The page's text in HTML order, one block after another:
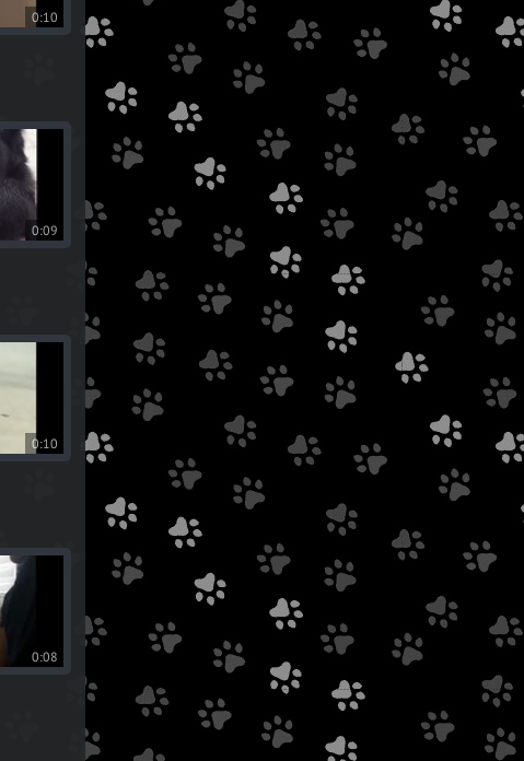
0:10
0:09
0:10
0:08